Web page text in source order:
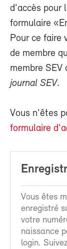
d'accès pour
formulaire
Pour ce faire
de membre
membre
journal SEV.
Vous n'êtes
formulaire
Vous êtes
enregistré
votre
naissance
login.